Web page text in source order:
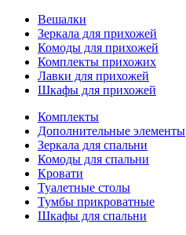
Вешалки
Зеркала для прихожей
Комоды для прихожей
Комплекты прихожих
Лавки для прихожей
Шкафы для прихожей
Комплекты
Дополнительные элементы
Зеркала для спальни
Комоды для спальни
Кровати
Туалетные столы
Тумбы прикроватные
Шкафы для спальни